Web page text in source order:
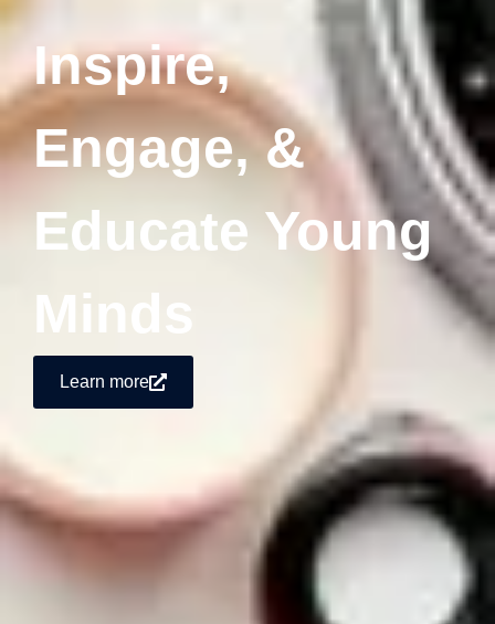
Inspire,
Engage, &
Educate Young
Minds
Learn more